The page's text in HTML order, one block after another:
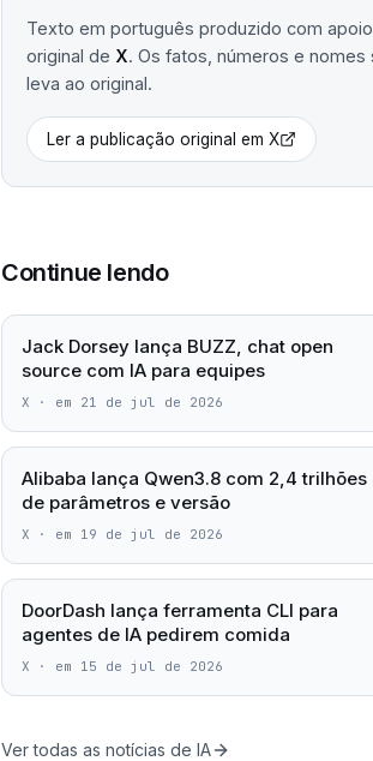
Texto em português produzido com
original de X. Os fatos, números e
leva ao original.
Ler a publicação original em X
Continue lendo
Jack Dorsey lança BUZZ, chat open
source com IA para equipes
X · em 21 de jul de 2026
Alibaba lança Qwen3.8 com 2,4 trilhões
de parâmetros e versão
X · em 19 de jul de 2026
DoorDash lança ferramenta CLI para
agentes de IA pedirem comida
X · em 15 de jul de 2026
Ver todas as notícias de IA